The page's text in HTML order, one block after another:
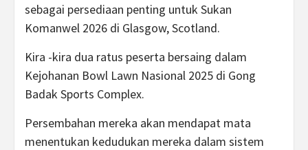
sebagai persediaan penting untuk Sukan
Komanwel 2026 di Glasgow, Scotland.
Kira -kira dua ratus peserta bersaing dalam
Kejohanan Bowl Lawn Nasional 2025 di Gong
Badak Sports Complex.
Persembahan mereka akan mendapat mata
menentukan kedudukan mereka dalam sistem